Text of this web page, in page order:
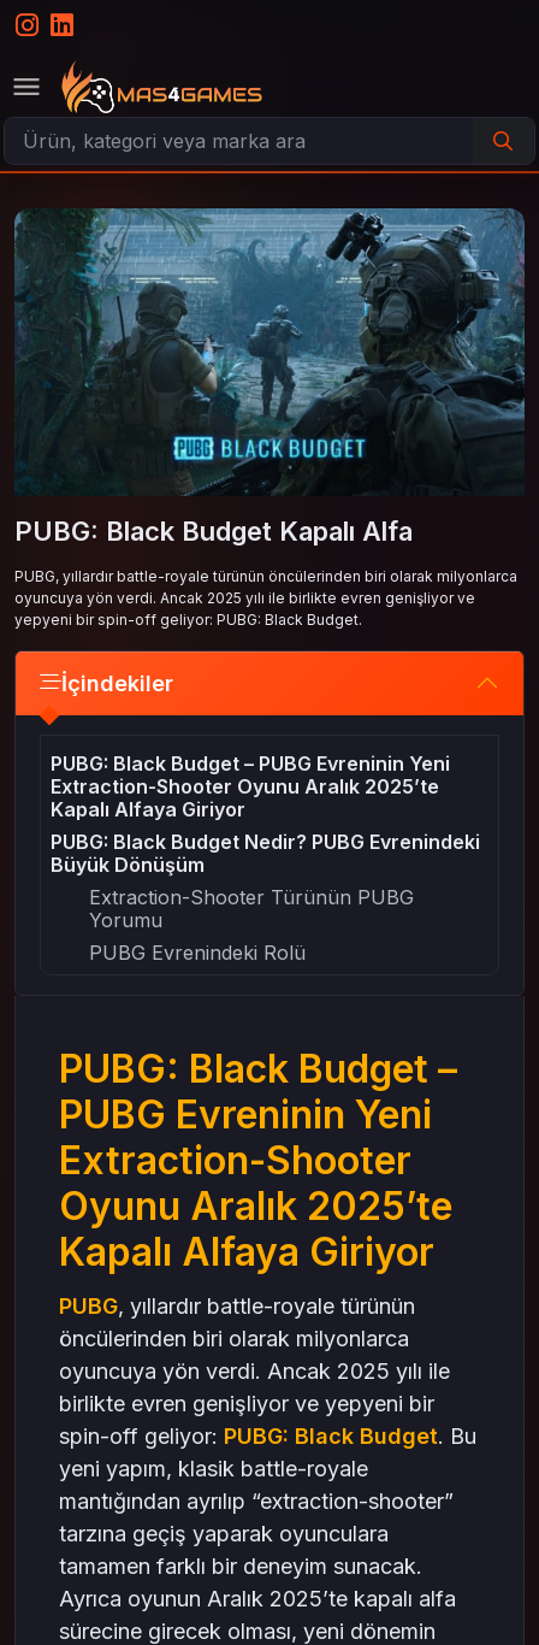
PUBG: Black Budget Kapalı Alfa
PUBG, yıllardır battle-royale türünün öncülerinden biri olarak milyonlarca
oyuncuya yön verdi. Ancak 2025 yılı ile birlikte evren genişliyor ve
yepyeni bir spin-off geliyor: PUBG: Black Budget.
İçindekiler
PUBG: Black Budget – PUBG Evreninin Yeni
Extraction-Shooter Oyunu Aralık 2025’te
Kapalı Alfaya Giriyor
PUBG: Black Budget Nedir? PUBG Evrenindeki
Büyük Dönüşüm
Extraction-Shooter Türünün PUBG
Yorumu
PUBG Evrenindeki Rolü
Harita Boyutu ve Döngüsü
Oyunun Ritmi
Gelişim Sistemi: Karakter, Üs ve Ekipman
Yönetimi
Kalıcı İlerleme Mantığı
Silah ve Ekipman Özelleştirmesi
Neden Extraction-Shooter PUBG İçin Mantıklı
Bir Adım?
Daha Stratejik Çatışmalar
Daha Karanlık ve Olgun Atmosfer
Kapalı Alfa Süreci: Aralık 2025’te Başlıyor
Ne Sunacak?
Black Budget ve PUBG UC: Oyunculara Nasıl
Avantaj Sağlar?
Kozmetik ve Kişiselleştirme
Sezonluk İçeriklere Erişim
Oyuncular İçin Hazırlık Önerileri
Sonuç: PUBG Evreni 2025’te Yeniden Doğuyor
PUBG: Black Budget –
PUBG Evreninin Yeni
Extraction-Shooter
Oyunu Aralık 2025’te
Kapalı Alfaya Giriyor
PUBG, yıllardır battle-royale türünün
öncülerinden biri olarak milyonlarca
oyuncuya yön verdi. Ancak 2025 yılı ile
birlikte evren genişliyor ve yepyeni bir
spin-off geliyor: PUBG: Black Budget. Bu
yeni yapım, klasik battle-royale
mantığından ayrılıp “extraction-shooter”
tarzına geçiş yaparak oyunculara
tamamen farklı bir deneyim sunacak.
Ayrıca oyunun Aralık 2025’te kapalı alfa
sürecine girecek olması, yeni dönemin